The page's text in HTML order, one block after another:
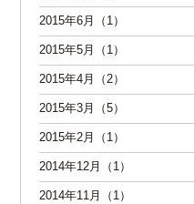
2015年6月（1）
2015年5月（1）
2015年4月（2）
2015年3月（5）
2015年2月（1）
2014年12月（1）
2014年11月（1）